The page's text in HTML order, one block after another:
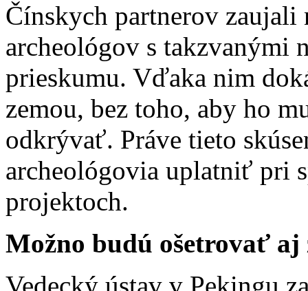
Čínskych partnerov zaujali
archeológov s takzvanými
prieskumu. Vďaka nim
zemou, bez toho, aby ho
odkrývať. Práve tieto
archeológovia uplatniť pri
projektoch.
Možno budú ošetrovať